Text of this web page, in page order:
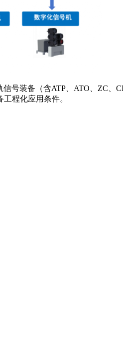
号装备（含ATP、ATO、ZC、
程化应用条件。